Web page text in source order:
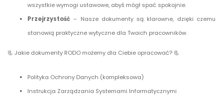
wszystkie wymogi ustawowe, abyś mógł spać spokojnie.
Przejrzystość – Nasze dokumenty są klarowne, dzięki czemu
stanowią praktyczne wytyczne dla Twoich pracowników.
📃 Jakie dokumenty RODO możemy dla Ciebie opracować? 📃
Polityka Ochrony Danych (kompleksowa)
Instrukcja Zarządzania Systemami Informatycznymi